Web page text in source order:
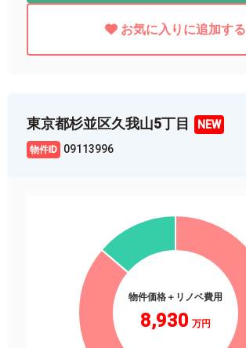
お気に入りに追加する
東京都杉並区久我山5丁目
09113996
物件価格＋リノベ費用
8,930